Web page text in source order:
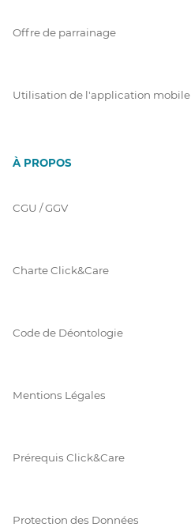
Offre de parrainage
Utilisation de l'application mobile
À PROPOS
CGU / GGV
Charte Click&Care
Code de Déontologie
Mentions Légales
Prérequis Click&Care
Protection des Données